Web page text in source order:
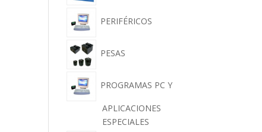
PERIFÉRICOS
PESAS
PROGRAMAS PC Y
APLICACIONES
ESPECIALES